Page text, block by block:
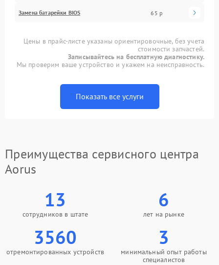
Замена батарейки BIOS 65 р
Цены в прайс-листе указаны ориентировочные, без учета
стоимости запчастей.
Записывайтесь на бесплатную диагностику.
Мы проверим ваше устройство и укажем на неисправность.
Показать все услуги
Преимущества сервисного центра
Aorus
13
сотрудников в штате
6
лет на рынке
3560
отремонтированных устройств
3
минимальный опыт работы
специалистов